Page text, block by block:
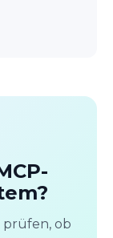
ob